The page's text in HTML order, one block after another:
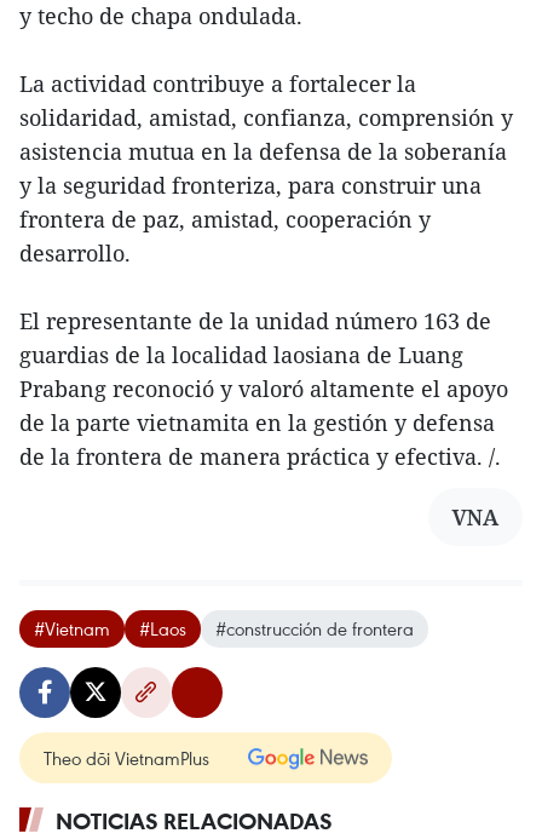
y techo de chapa ondulada.
La actividad contribuye a fortalecer la
solidaridad, amistad, confianza, comprensión y
asistencia mutua en la defensa de la soberanía
y la seguridad fronteriza, para construir una
frontera de paz, amistad, cooperación y
desarrollo.
El representante de la unidad número 163 de
guardias de la localidad laosiana de Luang
Prabang reconoció y valoró altamente el apoyo
de la parte vietnamita en la gestión y defensa
de la frontera de manera práctica y efectiva. /.
VNA
#Vietnam #Laos #construcción de frontera
Theo dõi VietnamPlus
NOTICIAS RELACIONADAS